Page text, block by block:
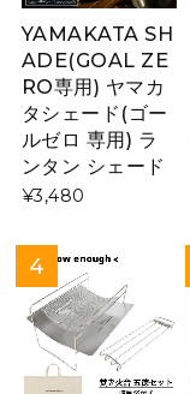
YAMAKATA SH
ADE(GOAL ZE
RO専用) ヤマカ
タシェード(ゴー
ルゼロ 専用) ラ
ンタン シェード
¥3,480